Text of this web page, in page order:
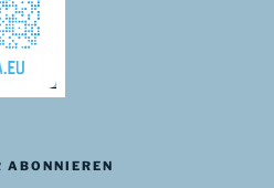
ABONNIEREN